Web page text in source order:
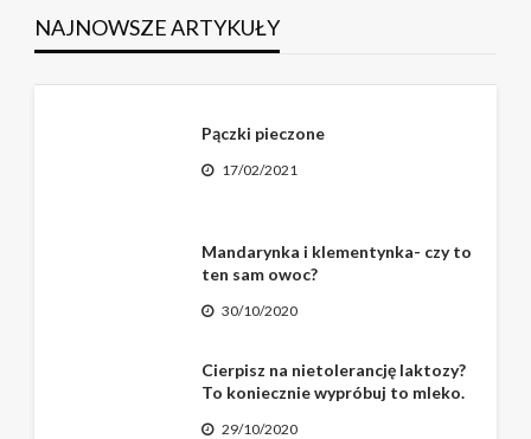
NAJNOWSZE ARTYKUŁY
Pączki pieczone
17/02/2021
Mandarynka i klementynka- czy to
ten sam owoc?
30/10/2020
Cierpisz na nietolerancję laktozy?
To koniecznie wypróbuj to mleko.
29/10/2020